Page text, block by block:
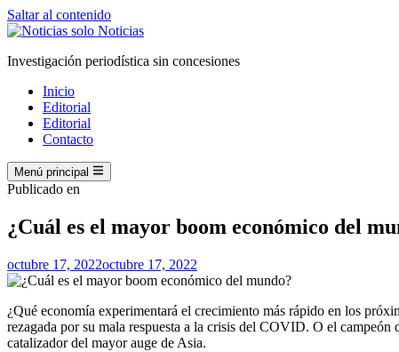
Saltar al contenido
Investigación periodística sin concesiones
Inicio
Editorial
Editorial
Contacto
Menú principal
Publicado en
¿Cuál es el mayor boom económico del
octubre 17, 2022octubre 17, 2022
¿Qué economía experimentará el crecimiento más rápido en los
rezagada por su mala respuesta a la crisis del COVID. O el
catalizador del mayor auge de Asia.